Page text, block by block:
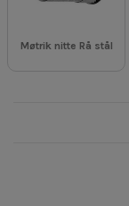
Møtrik nitte Rå stål